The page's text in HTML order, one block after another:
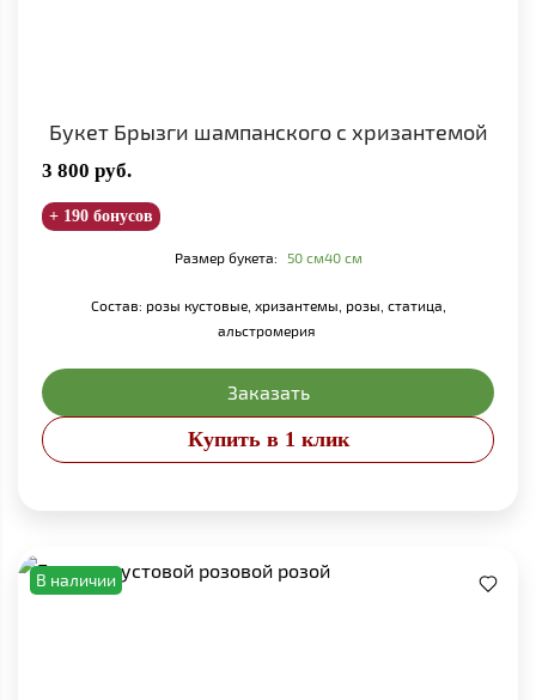
Букет Брызги шампанского с хризантемой
3 800 руб.
+ 190 бонусов
Размер букета: 50 см40 см
Состав: розы кустовые, хризантемы, розы, статица,
альстромерия
Заказать
Купить в 1 клик
В наличии